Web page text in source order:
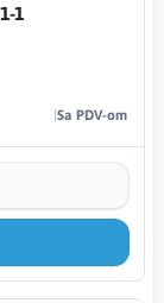
1
Sa PDV-om